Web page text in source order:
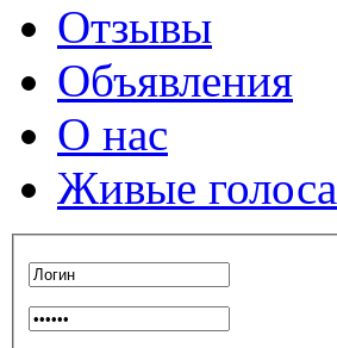
Отзывы
Объявления
О нас
Живые голоса